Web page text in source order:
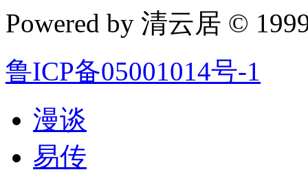
Powered by 清云居 ©
鲁ICP备05001014号-1
漫谈
易传